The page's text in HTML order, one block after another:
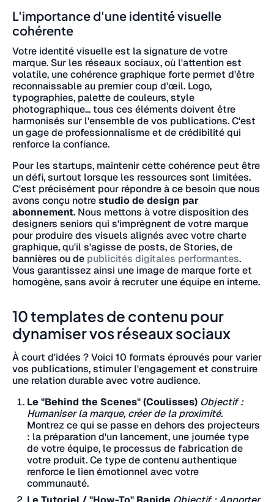
L'importance d'une identité visuelle
cohérente
Votre identité visuelle est la signature de votre
marque. Sur les réseaux sociaux, où l'attention est
volatile, une cohérence graphique forte permet d'être
reconnaissable au premier coup d'œil. Logo,
typographies, palette de couleurs, style
photographique... tous ces éléments doivent être
harmonisés sur l'ensemble de vos publications. C'est
un gage de professionnalisme et de crédibilité qui
renforce la confiance.
Pour les startups, maintenir cette cohérence peut être
un défi, surtout lorsque les ressources sont limitées.
C'est précisément pour répondre à ce besoin que nous
avons conçu notrestudio de design par
abonnement. Nous mettons à votre disposition des
designers seniors qui s'imprègnent de votre marque
pour produire des visuels alignés avec votre charte
graphique, qu'il s'agisse de posts, de Stories, de
bannières ou de publicités digitales performantes.
Vous garantissez ainsi une image de marque forte et
homogène, sans avoir à recruter une équipe en interne.
10 templates de contenu pour
dynamiser vos réseaux sociaux
À court d'idées ? Voici 10 formats éprouvés pour varier
vos publications, stimuler l'engagement et construire
une relation durable avec votre audience.
Le "Behind the Scenes" (Coulisses) Objectif :
Humaniser la marque, créer de la proximité.
Montrez ce qui se passe en dehors des projecteurs
: la préparation d'un lancement, une journée type
de votre équipe, le processus de fabrication de
votre produit. Ce type de contenu authentique
renforce le lien émotionnel avec votre
communauté.